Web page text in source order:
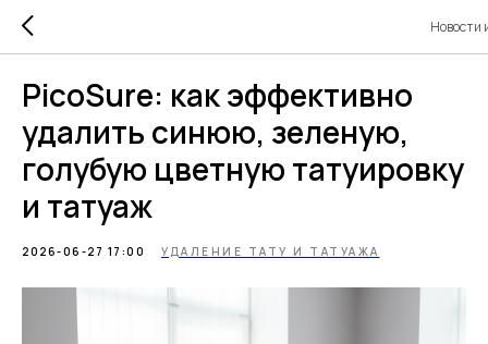
Новости
PicoSure: как эффективно
удалить синюю, зеленую,
голубую цветную татуировку
и татуаж
2026-06-27 17:00 УДАЛЕНИЕ ТАТУ И ТАТУАЖА